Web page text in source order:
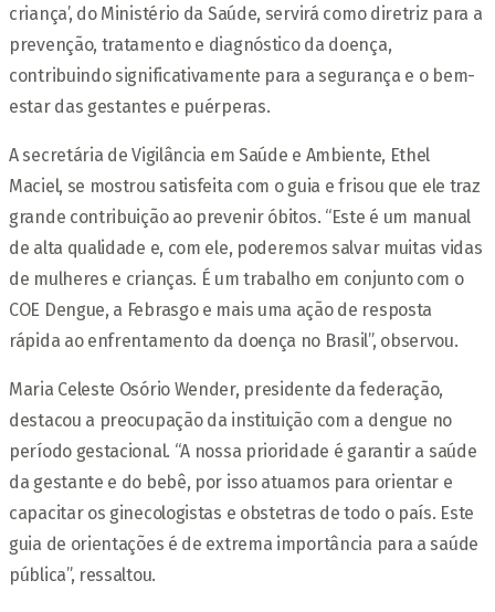
criança’, do Ministério da Saúde, servirá como diretriz para a
prevenção, tratamento e diagnóstico da doença,
contribuindo significativamente para a segurança e o bem-
estar das gestantes e puérperas.
A secretária de Vigilância em Saúde e Ambiente, Ethel
Maciel, se mostrou satisfeita com o guia e frisou que ele traz
grande contribuição ao prevenir óbitos. “Este é um manual
de alta qualidade e, com ele, poderemos salvar muitas vidas
de mulheres e crianças. É um trabalho em conjunto com o
COE Dengue, a Febrasgo e mais uma ação de resposta
rápida ao enfrentamento da doença no Brasil”, observou.
Maria Celeste Osório Wender, presidente da federação,
destacou a preocupação da instituição com a dengue no
período gestacional. “A nossa prioridade é garantir a saúde
da gestante e do bebê, por isso atuamos para orientar e
capacitar os ginecologistas e obstetras de todo o país. Este
guia de orientações é de extrema importância para a saúde
pública”, ressaltou.